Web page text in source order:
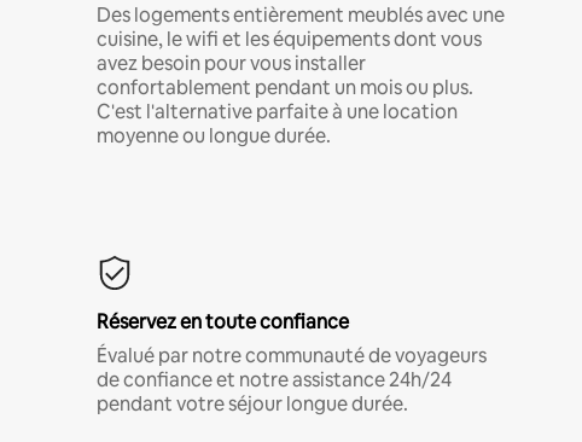
Des logements entièrement meublés avec une
cuisine, le wifi et les équipements dont vous
avez besoin pour vous installer
confortablement pendant un mois ou plus.
C'est l'alternative parfaite à une location
moyenne ou longue durée.
Réservez en toute confiance
Évalué par notre communauté de voyageurs
de confiance et notre assistance 24h/24
pendant votre séjour longue durée.